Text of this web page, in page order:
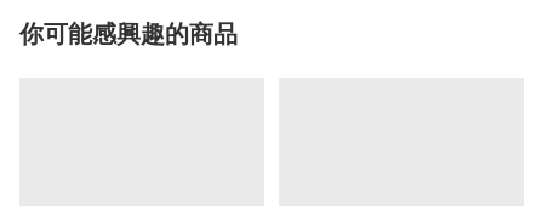
你可能感興趣的商品